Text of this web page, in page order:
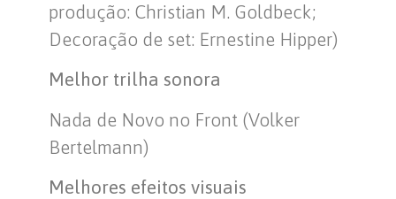
produção: Christian M. Goldbeck;
Decoração de set: Ernestine Hipper)
Melhor trilha sonora
Nada de Novo no Front (Volker
Bertelmann)
Melhores efeitos visuais